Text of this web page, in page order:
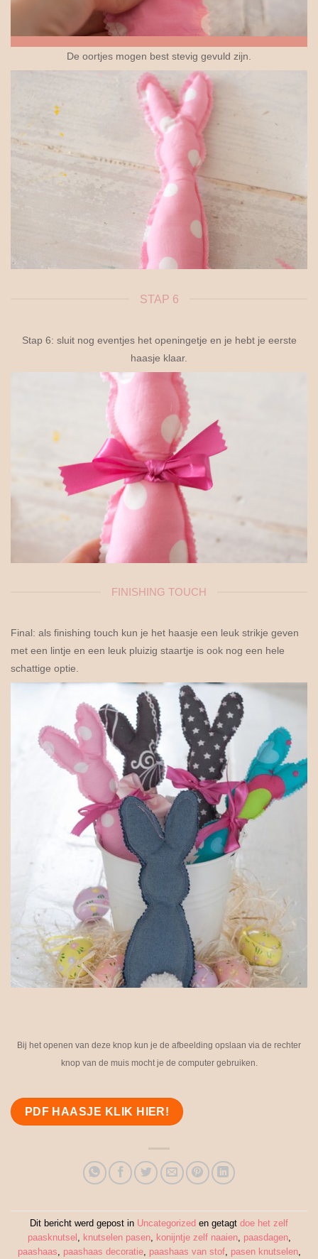
De oortjes mogen best stevig gevuld zijn.
STAP 6
Stap 6: sluit nog eventjes het openingetje en je hebt je eerste
haasje klaar.
FINISHING TOUCH
Final: als finishing touch kun je het haasje een leuk strikje geven
met een lintje en een leuk pluizig staartje is ook nog een hele
schattige optie.
Bij het openen van deze knop kun je de afbeelding opslaan via de rechter
knop van de muis mocht je de computer gebruiken.
PDF HAASJE KLIK HIER!
Dit bericht werd gepost in Uncategorized en getagt doe het zelf
paasknutsel
knutselen pasen, konijntje zelf naaien, paasdagen,
paashaas
paashaas decoratie, paashaas van stof, pasen knutselen,